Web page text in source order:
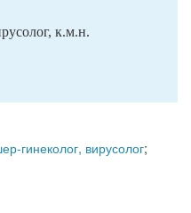
к.м.н.
гинеколог, вирусолог;